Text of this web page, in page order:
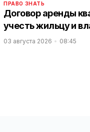
ПРАВО ЗНАТЬ
Договор аренды
учесть жильцу и
03 августа 2026 08:45